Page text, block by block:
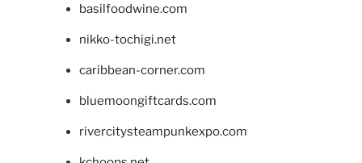
basilfoodwine.com
nikko-tochigi.net
caribbean-corner.com
bluemoongiftcards.com
rivercitysteampunkexpo.com